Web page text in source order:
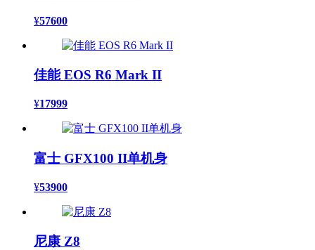
¥57600
佳能 EOS R6 Mark II
¥17999
富士 GFX100 II单机身
¥53900
尼康 Z8